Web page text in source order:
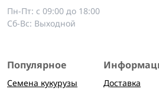
Пн-Пт: с 09:00 до 18:00
Сб-Вс: Выходной
Популярное
Семена кукурузы
Доставка